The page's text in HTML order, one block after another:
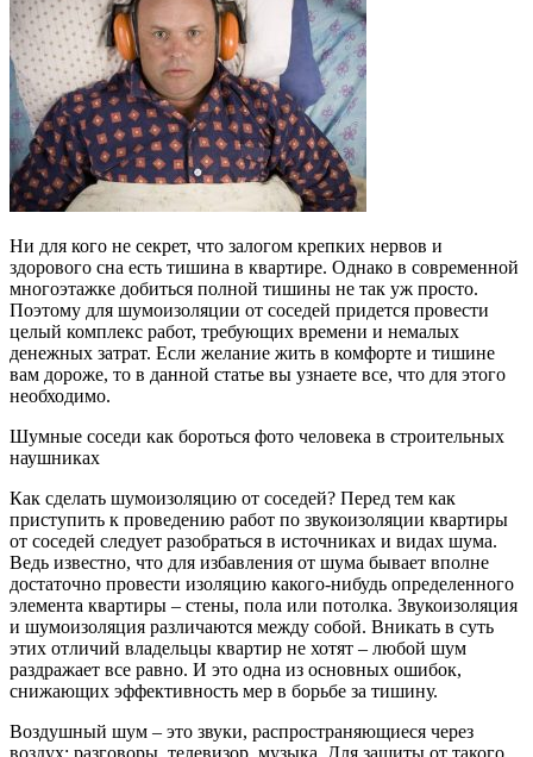
Ни для кого не секрет, что залогом крепких нервов и
здорового сна есть тишина в квартире. Однако в современной
многоэтажке добиться полной тишины не так уж просто.
Поэтому для шумоизоляции от соседей придется провести
целый комплекс работ, требующих времени и немалых
денежных затрат. Если желание жить в комфорте и тишине
вам дороже, то в данной статье вы узнаете все, что для этого
необходимо.
Шумные соседи как бороться фото человека в строительных
наушниках
Как сделать шумоизоляцию от соседей? Перед тем как
приступить к проведению работ по звукоизоляции квартиры
от соседей следует разобраться в источниках и видах шума.
Ведь известно, что для избавления от шума бывает вполне
достаточно провести изоляцию какого-нибудь определенного
элемента квартиры – стены, пола или потолка. Звукоизоляция
и шумоизоляция различаются между собой. Вникать в суть
этих отличий владельцы квартир не хотят – любой шум
раздражает все равно. И это одна из основных ошибок,
снижающих эффективность мер в борьбе за тишину.
Воздушный шум – это звуки, распространяющиеся через